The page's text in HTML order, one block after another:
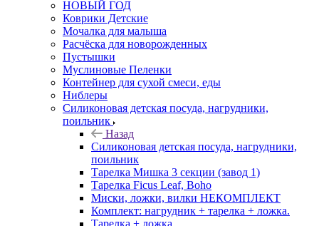
НОВЫЙ ГОД
Коврики Детские
Мочалка для малыша
Расчёска для новорожденных
Пустышки
Муслиновые Пеленки
Контейнер для сухой смеси, еды
Ниблеры
Силиконовая детская посуда, нагрудники,
поильник
Назад
Силиконовая детская посуда, нагрудники,
поильник
Тарелка Мишка 3 секции (завод 1)
Тарелка Ficus Leaf, Boho
Миски, ложки, вилки НЕКОМПЛЕКТ
Комплект: нагрудник + тарелка + ложка.
Тарелка + ложка